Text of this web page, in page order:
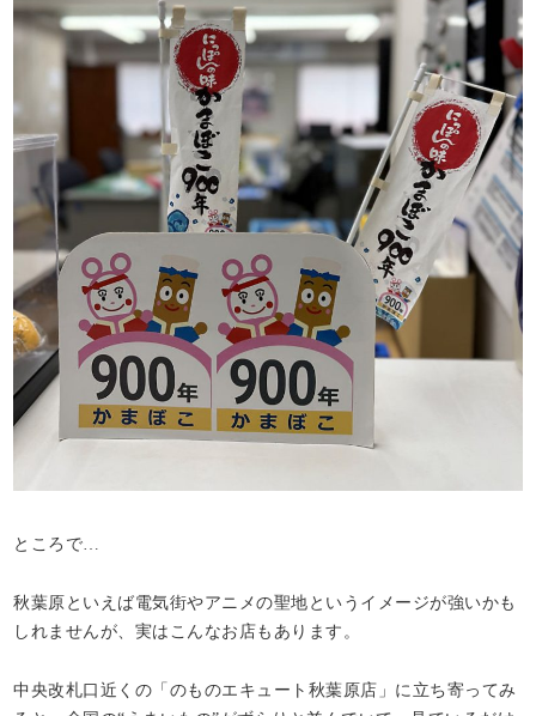
ところで…
秋葉原といえば電気街やアニメの聖地というイメージが強いかも
しれませんが、実はこんなお店もあります。
中央改札口近くの「のものエキュート秋葉原店」に立ち寄ってみ